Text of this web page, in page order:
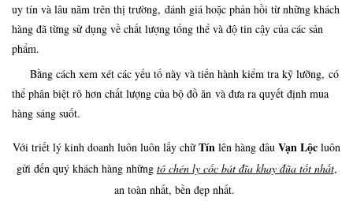
uy tín và lâu năm trên thị trường, đánh giá hoặc phản hồi từ những khách
hàng đã từng sử dụng về chất lượng tổng thể và độ tin cậy của các sản
phẩm.
Bằng cách xem xét các yếu tố này và tiến hành kiểm tra kỹ lưỡng, có
thể phân biệt rõ hơn chất lượng của bộ đồ ăn và đưa ra quyết định mua
hàng sáng suốt.
Với triết lý kinh doanh luôn luôn lấy chữTín lên hàng đâu Vạn Lộc luôn
gửi đến quý khách hàng những tô chén ly cốc bát đĩa khay đũa tốt nhất,
an toàn nhất, bền đẹp nhất.